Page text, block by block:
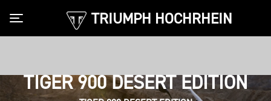
TRIUMPH HOCHRHEIN
Toggle navigation
TIGER 900 DESERT EDITION